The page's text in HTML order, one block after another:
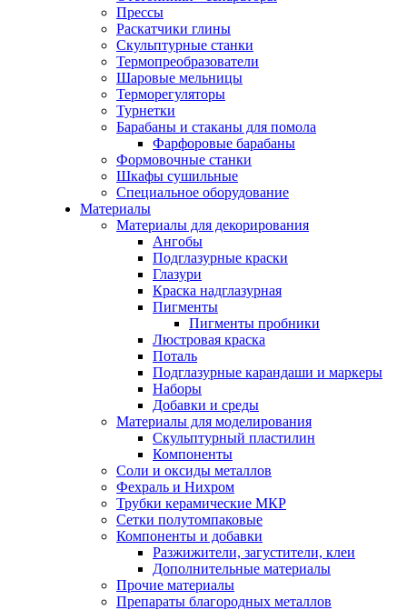
Прессы
Раскатчики глины
Скульптурные станки
Термопреобразователи
Шаровые мельницы
Терморегуляторы
Турнетки
Барабаны и стаканы для помола
Фарфоровые барабаны
Формовочные станки
Шкафы сушильные
Специальное оборудование
Материалы
Материалы для декорирования
Ангобы
Подглазурные краски
Глазури
Краска надглазурная
Пигменты
Пигменты пробники
Люстровая краска
Поталь
Подглазурные карандаши и маркеры
Наборы
Добавки и среды
Материалы для моделирования
Скульптурный пластилин
Компоненты
Соли и оксиды металлов
Фехраль и Нихром
Трубки керамические МКР
Сетки полутомпаковые
Компоненты и добавки
Разжижители, загустители, клеи
Дополнительные материалы
Прочие материалы
Препараты благородных металлов